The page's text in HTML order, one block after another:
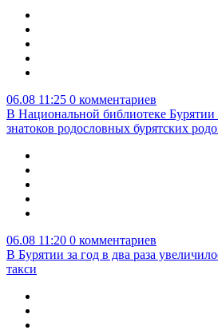
06.08 11:25 0 комментариев
В Национальной библиотеке Бурятии
знатоков родословных бурятских
06.08 11:20 0 комментариев
В Бурятии за год в два раза
такси